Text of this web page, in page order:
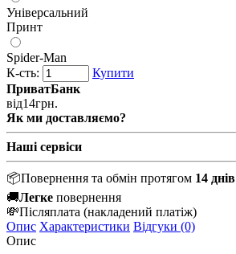
Універсальний
Принт
Spider-Man
К-сть:
Купити
ПриватБанк
від14грн.
Як ми доставляємо?
Наші сервіси
📦Повернення та обмін протягом 14 днів
🚚Легке повернення
💸Післяплата (накладений платіж)
Опис Характеристики Відгуки (0)
Опис